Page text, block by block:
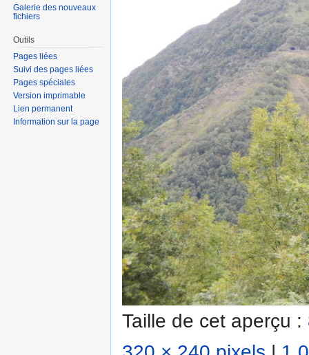
Taille de cet aperçu :
Galerie des nouveaux
fichiers
Outils
Pages liées
Suivi des pages liées
Pages spéciales
Version imprimable
Lien permanent
Information sur la page